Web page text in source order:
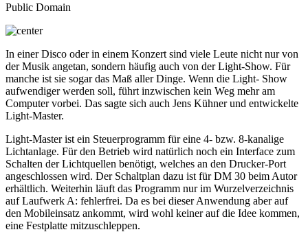
Public Domain
In einer Disco oder in einem Konzert sind viele Leute nicht nur von
der Musik angetan, sondern häufig auch von der Light-Show. Für
manche ist sie sogar das Maß aller Dinge. Wenn die Light- Show
aufwendiger werden soll, führt inzwischen kein Weg mehr am
Computer vorbei. Das sagte sich auch Jens Kühner und entwickelte
Light-Master.
Light-Master ist ein Steuerprogramm für eine 4- bzw. 8-kanalige
Lichtanlage. Für den Betrieb wird natürlich noch ein Interface zum
Schalten der Lichtquellen benötigt, welches an den Drucker-Port
angeschlossen wird. Der Schaltplan dazu ist für DM 30 beim Autor
erhältlich. Weiterhin läuft das Programm nur im Wurzelverzeichnis
auf Laufwerk A: fehlerfrei. Da es bei dieser Anwendung aber auf
den Mobileinsatz ankommt, wird wohl keiner auf die Idee kommen,
eine Festplatte mitzuschleppen.